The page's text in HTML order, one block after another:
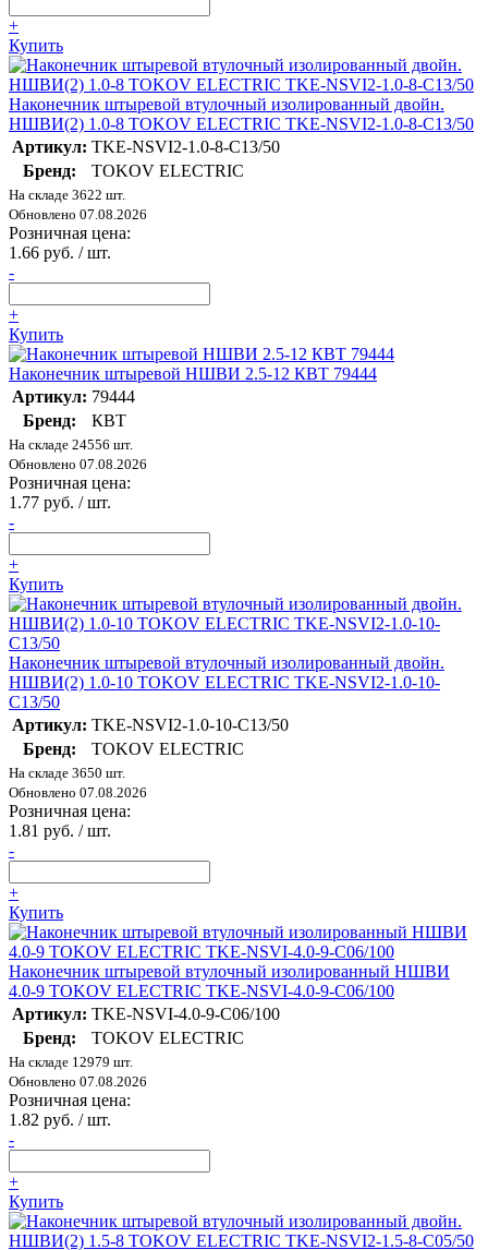
+
Купить
Наконечник штыревой втулочный изолированный двойн.
НШВИ(2) 1.0-8 TOKOV ELECTRIC TKE-NSVI2-1.0-8-C13/50
Артикул: TKE-NSVI2-1.0-8-C13/50
Бренд:
TOKOV ELECTRIC
На складе 3622 шт.
Обновлено 07.08.2026
Розничная цена:
1.66 руб. / шт.
-
+
Купить
Наконечник штыревой НШВИ 2.5-12 КВТ 79444
Артикул: 79444
Бренд:
КВТ
На складе 24556 шт.
Обновлено 07.08.2026
Розничная цена:
1.77 руб. / шт.
-
+
Купить
Наконечник штыревой втулочный изолированный двойн.
НШВИ(2) 1.0-10 TOKOV ELECTRIC TKE-NSVI2-1.0-10-
C13/50
Артикул: TKE-NSVI2-1.0-10-C13/50
Бренд:
TOKOV ELECTRIC
На складе 3650 шт.
Обновлено 07.08.2026
Розничная цена:
1.81 руб. / шт.
-
+
Купить
Наконечник штыревой втулочный изолированный НШВИ
4.0-9 TOKOV ELECTRIC TKE-NSVI-4.0-9-C06/100
Артикул: TKE-NSVI-4.0-9-C06/100
Бренд:
TOKOV ELECTRIC
На складе 12979 шт.
Обновлено 07.08.2026
Розничная цена:
1.82 руб. / шт.
-
+
Купить